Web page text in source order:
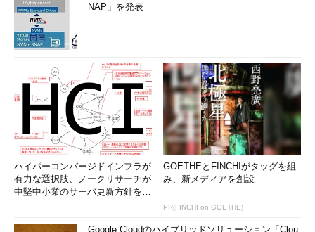
NAP」を発表
ハイパーコンバージドインフラが
有力な選択肢、ノークリサーチが
中堅中小業のサーバ更新方針を調
GOETHEとFINCHIがタッグを組
み、新メディアを創設
PR(FINCHI on GOETHE)
Google Cloudのハイブリッドソリューション「Clou